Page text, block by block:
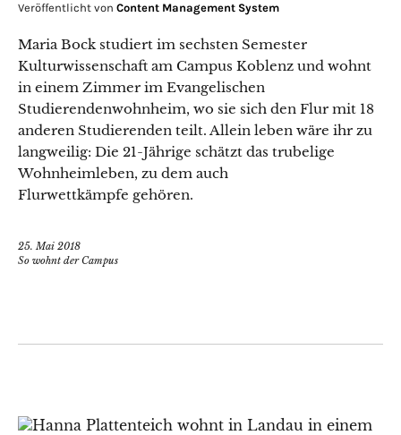
Veröffentlicht von Content Management System
Maria Bock studiert im sechsten Semester
Kulturwissenschaft am Campus Koblenz und wohnt
in einem Zimmer im Evangelischen
Studierendenwohnheim, wo sie sich den Flur mit 18
anderen Studierenden teilt. Allein leben wäre ihr zu
langweilig: Die 21-Jährige schätzt das trubelige
Wohnheimleben, zu dem auch
Flurwettkämpfe gehören.
25. Mai 2018
So wohnt der Campus